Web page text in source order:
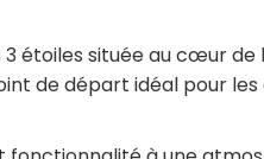
étoiles située au cœur
de départ idéal pour les